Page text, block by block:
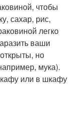
чтобы
сахар, рис,
легко
ваши
но
мука).
или в шкафу